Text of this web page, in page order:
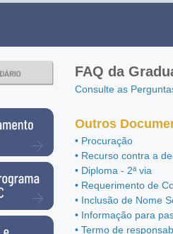
FAQ da
Consulte as
Outros
• Procuração
• Recurso contra a
• Diploma - 2ª via
• Requerimento de
• Inclusão de Nome
• Informação para
• Termo de